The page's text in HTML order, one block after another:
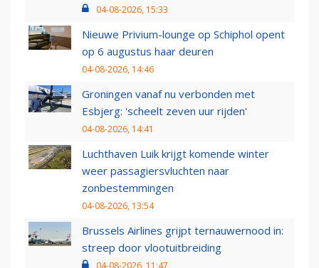
04-08-2026, 15:33
Nieuwe Privium-lounge op Schiphol opent
op 6 augustus haar deuren
04-08-2026, 14:46
Groningen vanaf nu verbonden met
Esbjerg: 'scheelt zeven uur rijden'
04-08-2026, 14:41
Luchthaven Luik krijgt komende winter
weer passagiersvluchten naar
zonbestemmingen
04-08-2026, 13:54
Brussels Airlines grijpt ternauwernood in:
streep door vlootuitbreiding